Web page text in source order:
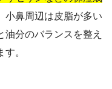
小鼻周辺は皮脂が多い
分のバランスを整え
。